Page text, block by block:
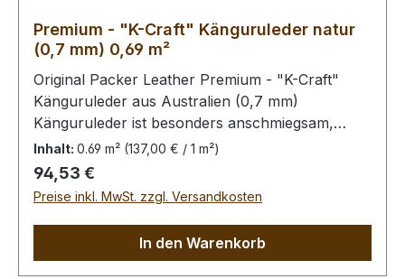
Premium - "K-Craft" Känguruleder natur
(0,7 mm) 0,69 m²
Original Packer Leather Premium - "K-Craft"
Känguruleder aus Australien (0,7 mm)
Känguruleder ist besonders anschmiegsam,
dennoch äußerst zug.- und reißfest. Rein
pflanzliche Gerbung ohne
Oberflächenbehandlung. Die Kängurus leben im
Freiland, kleinere Narben von Dornstichen u.ä.
wenig prägnant.Bei Bestellung von diesem Stück
erhalten Sie ein 0,69 m² großes Leder. Das
Inhalt: 0.69 m² (137,00 € / 1 m²)
Regulärer Preis:
94,53 €
Preise inkl. MwSt. zzgl. Versandkosten
In den Warenkorb